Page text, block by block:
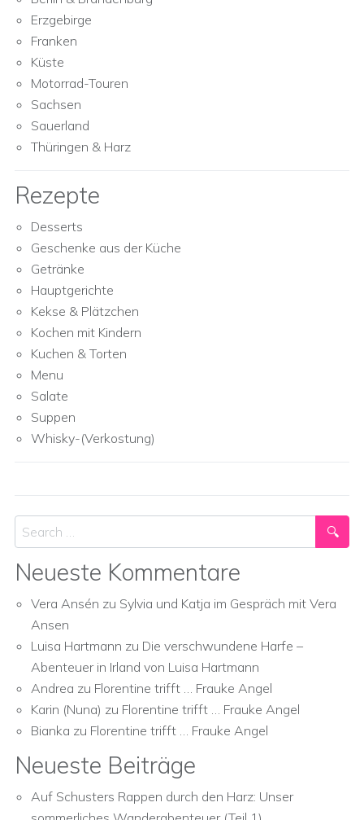
Erzgebirge
Franken
Küste
Motorrad-Touren
Sachsen
Sauerland
Thüringen & Harz
Rezepte
Desserts
Geschenke aus der Küche
Getränke
Hauptgerichte
Kekse & Plätzchen
Kochen mit Kindern
Kuchen & Torten
Menu
Salate
Suppen
Whisky-(Verkostung)
Search
Neueste Kommentare
Vera Ansén zu Sylvia und Katja im Gespräch mit Vera
Ansen
Luisa Hartmann zu Die verschwundene Harfe –
Abenteuer in Irland von Luisa Hartmann
Andrea zu Florentine trifft … Frauke Angel
Karin (Nuna) zu Florentine trifft … Frauke Angel
Bianka zu Florentine trifft … Frauke Angel
Neueste Beiträge
Auf Schusters Rappen durch den Harz: Unser